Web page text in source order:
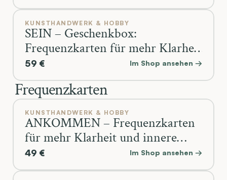
KUNSTHANDWERK & HOBBY
SEIN – Geschenkbox:
Frequenzkarten für mehr Klarheit
und Präsenz
59 € Im Shop ansehen →
Frequenzkarten
KUNSTHANDWERK & HOBBY
ANKOMMEN – Frequenzkarten
für mehr Klarheit und innere
Kraft
49 € Im Shop ansehen →